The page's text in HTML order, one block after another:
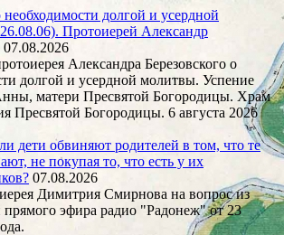
долгой и усердной
Протоиерей Александр
07.08.2026
Александра Березовского о
долгой и усердной молитвы. Успение
матери Пресвятой Богородицы. Храм
Пресвятой Богородицы. 6 августа 2026
дети обвиняют родителей в том, что те
не покупая то, что есть у их
07.08.2026
Димитрия Смирнова на вопрос из
прямого эфира радио "Радонеж" от 23